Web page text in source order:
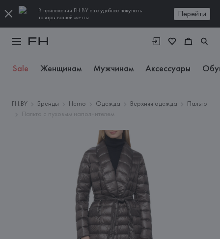
В приложении FH.BY еще удобнее покупать
товары вашей мечты
Перейти
Sale Женщинам Мужчинам Аксессуары
FH.BY Бренды Herno Одежда Верхняя одежда
Пальто
Пальто с пуховым наполнителем